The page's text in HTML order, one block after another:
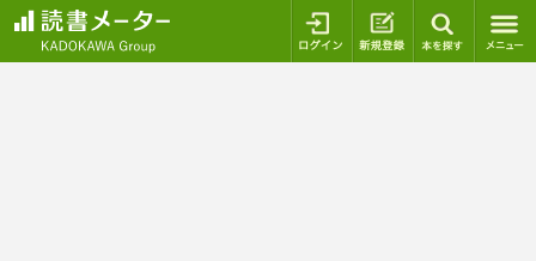
ログイン 新規登録